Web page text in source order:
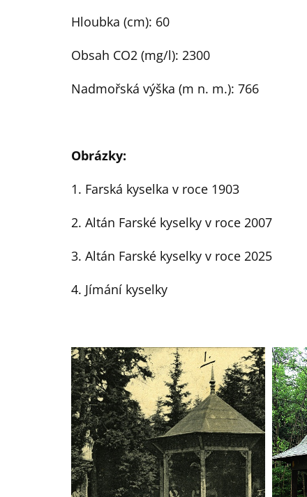
Hloubka (cm): 60
Obsah CO2 (mg/l): 2300
Nadmořská výška (m n. m.): 766
Obrázky:
1. Farská kyselka v roce 1903
2. Altán Farské kyselky v roce 2007
3. Altán Farské kyselky v roce 2025
4. Jímání kyselky